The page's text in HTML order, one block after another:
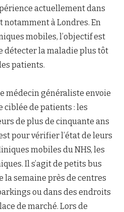
actuellement dans
notamment à Londres. En
mobiles, l’objectif est
détecter la maladie plus tôt
patients.
médecin généraliste envoie
ciblée de patients : les
de plus de cinquante ans
pour vérifier l’état de leurs
mobiles du NHS, les
Il s’agit de petits bus
semaine près de centres
ou dans des endroits
de marché. Lors de